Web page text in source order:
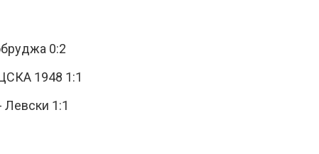
0:2
1948 1:1
Левски 1:1